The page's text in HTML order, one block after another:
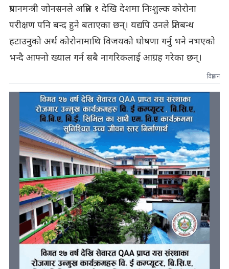
प्रधानमन्त्री जोनसनले अप्रिल १ देखि देशमा निःशुल्क कोरोना
परीक्षण पनि बन्द हुने बताएका छन्। यद्यपि उनले प्रतिबन्ध
हटाउनुको अर्थ कोरोनामाथि विजयको घोषणा गर्नु भने नभएको
भन्दै आफ्नो ख्याल गर्न सबै नागरिकलाई आग्रह गरेका छन्।
विज्ञापन